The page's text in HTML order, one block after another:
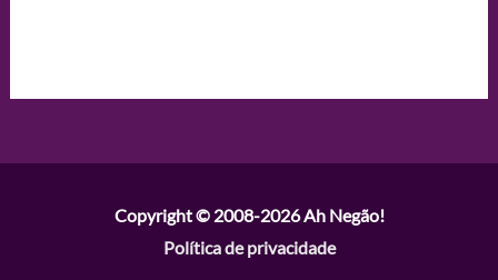
Copyright © 2008-2026Ah Negão!
Política de privacidade